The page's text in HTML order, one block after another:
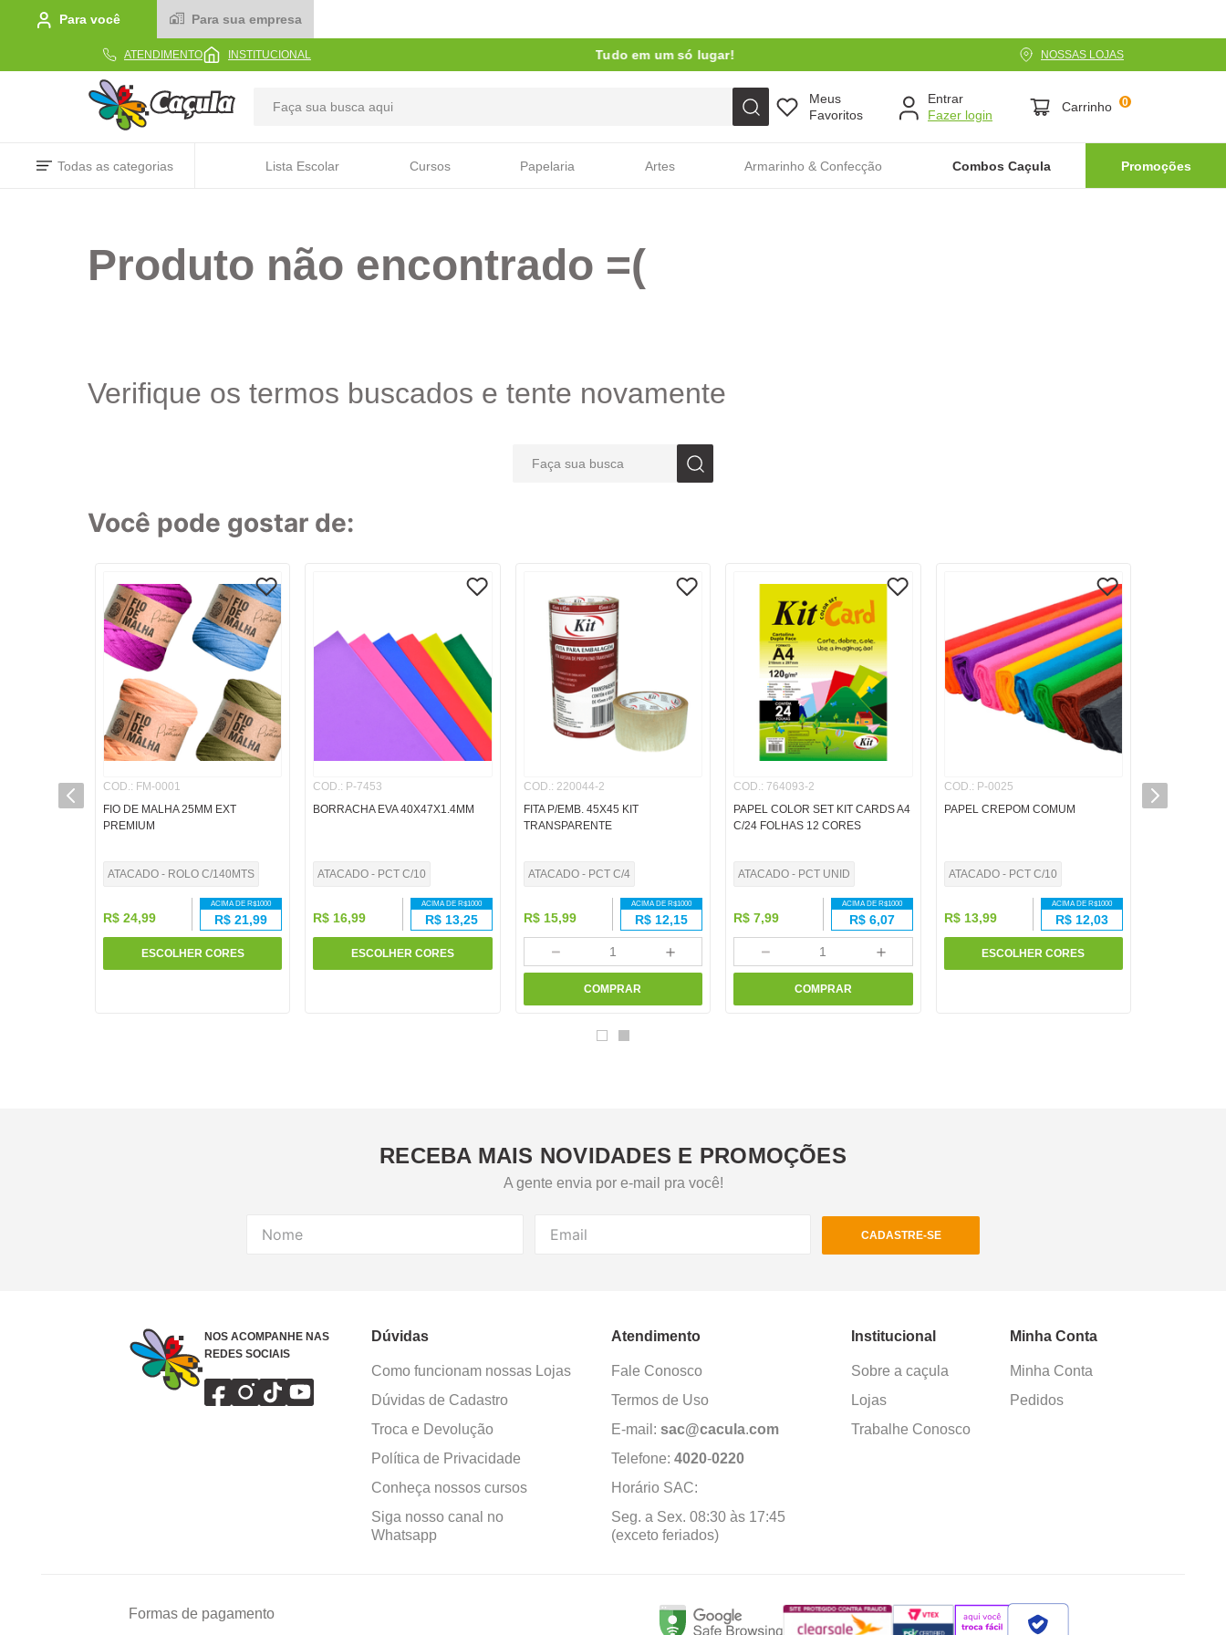
Para você Para sua empresa
ATENDIMENTO INSTITUCIONAL Tudo em um só lugar! NOSSAS LOJAS
Meus
Favoritos
Entrar
Carrinho 0
Todas as categorias Lista Escolar Cursos Papelaria Artes Armarinho & Confecção Combos Caçula Promoções
Produto não encontrado =(
Verifique os termos buscados e tente novamente
Faça sua busca
Você pode gostar de:
COD.: FM-0001
FIO DE MALHA 25MM EXT
PREMIUM
ATACADO - ROLO C/140MTS
R$ 24,99
ACIMA DE R$1000
R$21,99
ESCOLHER CORES
COD.: P-7453
BORRACHA EVA 40X47X1.4MM
ATACADO - PCT C/10
R$ 16,99
ACIMA DE R$1000
R$ 13,25
ESCOLHER CORES
COD.: 220044-2
FITA P/EMB. 45X45 KIT
TRANSPARENTE
ATACADO - PCT C/4
R$ 15,99
ACIMA DE R$1000
R$ 12,15
＋
－
COMPRAR
COD.: 764093-2
PAPEL COLOR SET KIT CARDS A4
C/24 FOLHAS 12 CORES
ATACADO - PCT UNID
R$ 7,99
ACIMA DE R$1000
R$ 6,07
＋
－
COMPRAR
COD.: P-0025
PAPEL CREPOM COMUM
ATACADO - PCT C/10
R$ 13,99
ACIMA DE R$1000
R$ 12,03
ESCOLHER CORES
RECEBA MAIS NOVIDADES E PROMOÇÕES
A gente envia por e-mail pra você!
CADASTRE-SE
NOS ACOMPANHE NAS
REDES SOCIAIS
Dúvidas
Como funcionam nossas Lojas
Dúvidas de Cadastro
Troca e Devolução
Política de Privacidade
Conheça nossos cursos
Siga nosso canal no
Whatsapp
Atendimento
Fale Conosco
Termos de Uso
E-mail: sac@cacula.com
Telefone: 4020-0220
Horário SAC:
Seg. a Sex. 08:30 às 17:45
(exceto feriados)
Institucional
Sobre a caçula
Lojas
Trabalhe Conosco
Minha Conta
Minha Conta
Pedidos
Formas de pagamento
TERMOS MAIS BUSCADOS
3 caneta
TERMOS MAIS BUSCADOS
4 tecido
caixa
9º barbante